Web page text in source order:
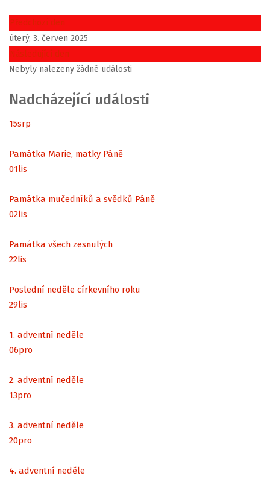
Předchozí den
úterý, 3. červen 2025
Následující den
Nebyly nalezeny žádné události
Nadcházející události
15srp
Památka Marie, matky Páně
01lis
Památka mučedníků a svědků Páně
02lis
Památka všech zesnulých
22lis
Poslední neděle církevního roku
29lis
1. adventní neděle
06pro
2. adventní neděle
13pro
3. adventní neděle
20pro
4. adventní neděle